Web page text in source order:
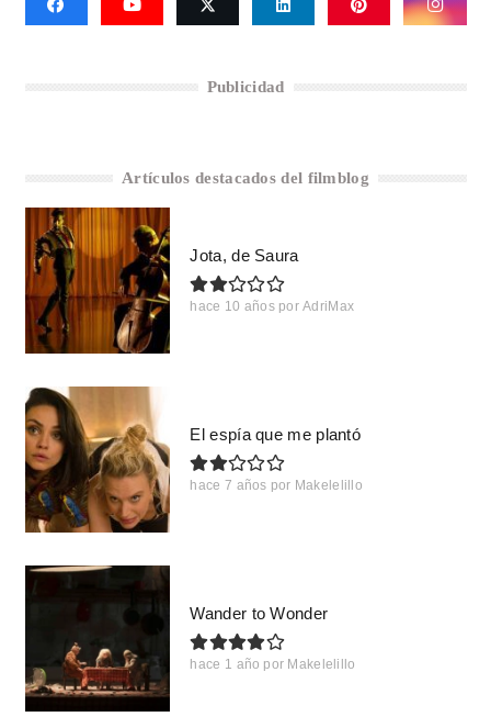
Publicidad
Artículos destacados del filmblog
Jota, de Saura
hace 10 años por AdriMax
El espía que me plantó
hace 7 años por Makelelillo
Wander to Wonder
hace 1 año por Makelelillo